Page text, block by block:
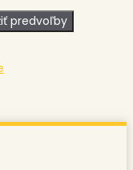
predvoľby